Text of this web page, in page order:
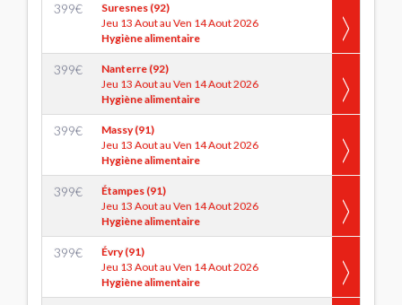
399€
Suresnes (92)
Jeu 13 Aout au Ven 14 Aout 2026
Hygiène alimentaire
399€
Nanterre (92)
Jeu 13 Aout au Ven 14 Aout 2026
Hygiène alimentaire
399€
Massy (91)
Jeu 13 Aout au Ven 14 Aout 2026
Hygiène alimentaire
399€
Étampes (91)
Jeu 13 Aout au Ven 14 Aout 2026
Hygiène alimentaire
399€
Évry (91)
Jeu 13 Aout au Ven 14 Aout 2026
Hygiène alimentaire